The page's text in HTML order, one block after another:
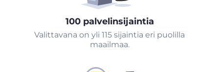
100 palvelinsijaintia
Valittavana on yli 115 sijaintia eri puolilla
maailmaa.